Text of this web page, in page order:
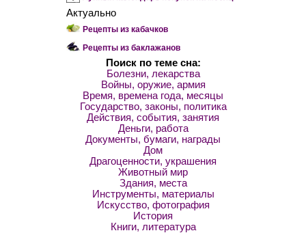
Актуально
Рецепты из кабачков
Рецепты из баклажанов
Поиск по теме сна:
Болезни, лекарства
Войны, оружие, армия
Время, времена года, месяцы
Государство, законы, политика
Действия, события, занятия
Деньги, работа
Документы, бумаги, награды
Дом
Драгоценности, украшения
Животный мир
Здания, места
Инструменты, материалы
Искусство, фотография
История
Книги, литература